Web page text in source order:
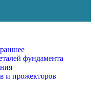
фундамента
и прожекторов